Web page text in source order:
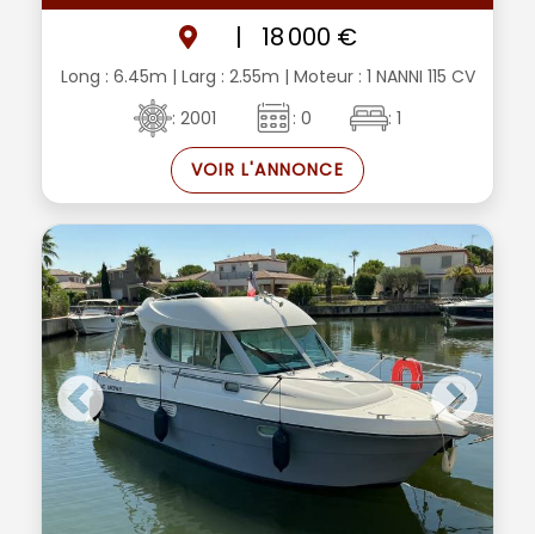
|
18 000 €
Long : 6.45m | Larg : 2.55m | Moteur : 1 NANNI 115 CV
: 2001
: 0 : 1
VOIR L'ANNONCE